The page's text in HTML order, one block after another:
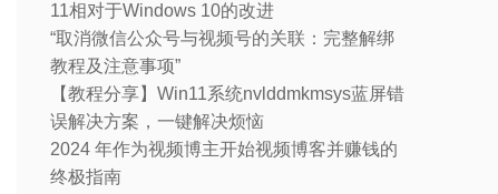
11相对于Windows 10的改进
“取消微信公众号与视频号的关联：完整解绑
教程及注意事项”
【教程分享】Win11系统nvlddmkmsys蓝屏错
误解决方案，一键解决烦恼
2024 年作为视频博主开始视频博客并赚钱的
终极指南